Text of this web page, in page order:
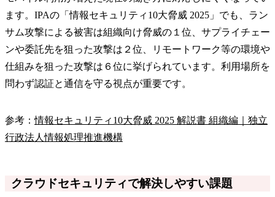
ます。IPAの「情報セキュリティ10大脅威 2025」でも、ラン
サム攻撃による被害は組織向け脅威の１位、サプライチェー
ンや委託先を狙った攻撃は２位、リモートワーク等の環境や
仕組みを狙った攻撃は６位に挙げられています。利用場所を
問わず認証と通信を守る視点が重要です。
参考：情報セキュリティ10大脅威 2025 解説書 組織編｜独立
行政法人情報処理推進機構
クラウドセキュリティで解決しやすい課題